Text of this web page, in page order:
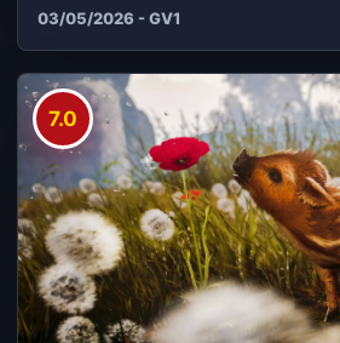
03/05/2026 - GV1
7.0